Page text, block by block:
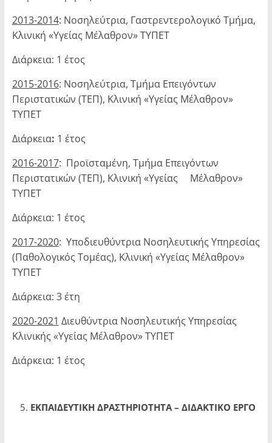
2013-2014: Νοσηλεύτρια, Γαστρεντερολογικό Τμήμα,
Κλινική «Υγείας Μέλαθρον» ΤΥΠΕΤ
Διάρκεια: 1 έτος
2015-2016: Νοσηλεύτρια, Τμήμα Επειγόντων
Περιστατικών (ΤΕΠ), Κλινική «Υγείας Μέλαθρον»
ΤΥΠΕΤ
Διάρκεια: 1 έτος
2016-2017: Προϊσταμένη, Τμήμα Επειγόντων
Περιστατικών (ΤΕΠ), Κλινική «Υγείας Μέλαθρον»
ΤΥΠΕΤ
Διάρκεια: 1 έτος
2017-2020: Υποδιευθύντρια Νοσηλευτικής Υπηρεσίας
(Παθολογικός Τομέας), Κλινι­κή «Υγείας Μέλαθρον»
ΤΥΠΕΤ
Διάρκεια: 3 έτη
2020-2021 Διευθύντρια Νοσηλευτικής Υπηρεσίας
Κλινικής «Υγείας Μέλαθρον» ΤΥΠΕΤ
Διάρκεια: 1 έτος
ΕΚΠΑΙΔΕΥΤΙΚΗ ΔΡΑΣΤΗΡΙΟΤΗΤΑ – ΔΙΔΑΚΤΙΚΟ ΕΡΓΟ